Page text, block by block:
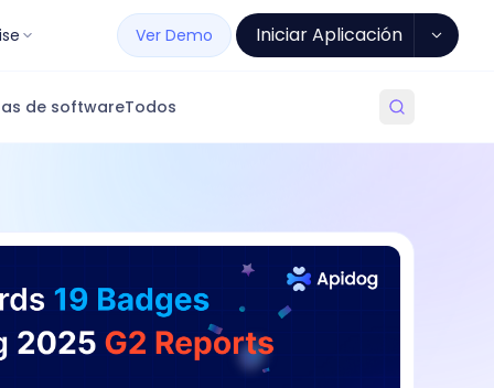
Ver Demo Iniciar Aplicación
de softwareTodos